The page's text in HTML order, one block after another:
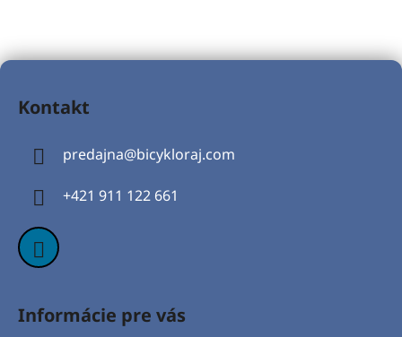
Z
Kontakt
predajna@bicykloraj.com
+421 911 122 661
Informácie pre vás